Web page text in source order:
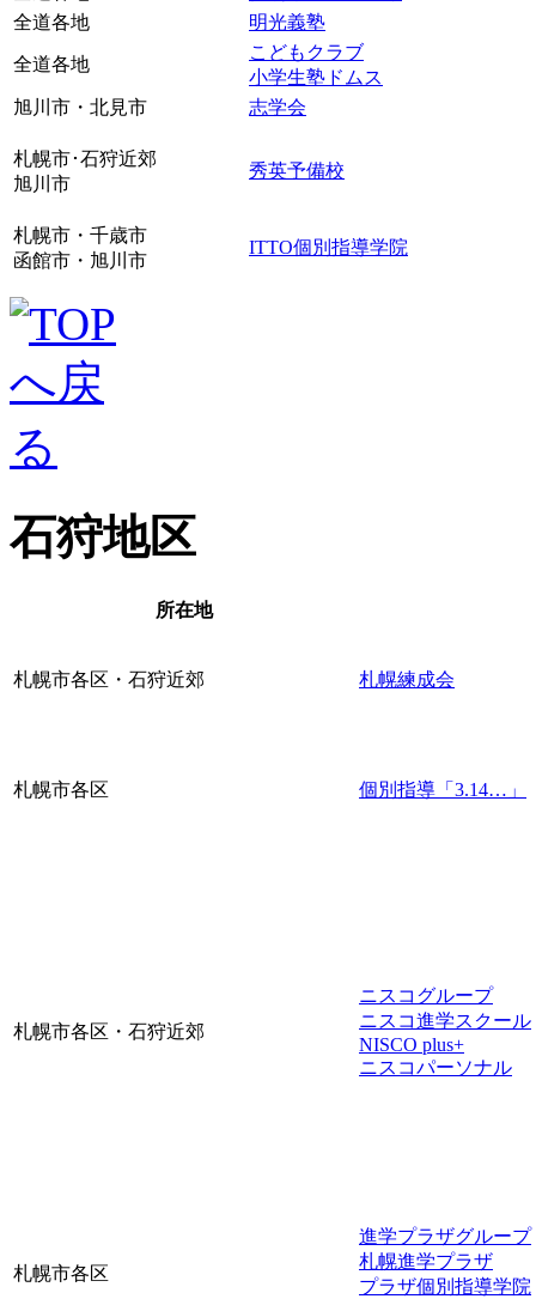
全道各地
明光義塾
全道各地
こどもクラブ
小学生塾ドムス
旭川市・北見市
志学会
札幌市･石狩近郊
旭川市
秀英予備校
札幌市・千歳市
函館市・旭川市
ITTO個別指導学院
石狩地区
所在地
札幌市各区・石狩近郊 札幌練成会
札幌市各区 個別指導「3.14…」
札幌市各区・石狩近郊
ニスコグループ
ニスコ進学スクール
NISCO plus+
ニスコパーソナル
札幌市各区
進学プラザグループ
札幌進学プラザ
プラザ個別指導学院